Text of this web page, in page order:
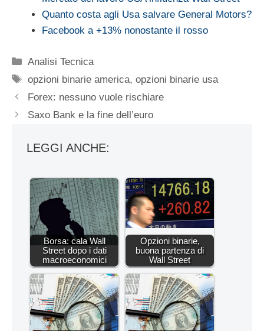
Quanto costa agli Usa salvare General Motors?
Facebook a +13% nonostante il rosso
Categorie
Analisi Tecnica
Tag
opzioni binarie america,opzioni binarie usa
Forex: nessuno vuole rischiare
Saxo Bank e la fine dell’euro
LEGGI ANCHE:
Borsa: cala Wall
Street dopo i dati
macroeconomici
Opzioni binarie,
buona partenza di
Wall Street